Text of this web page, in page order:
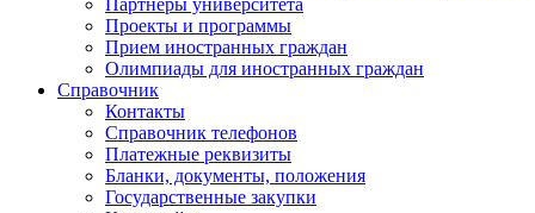
Партнеры университета
Проекты и программы
Прием иностранных граждан
Олимпиады для иностранных граждан
Справочник
Контакты
Справочник телефонов
Платежные реквизиты
Бланки, документы, положения
Государственные закупки